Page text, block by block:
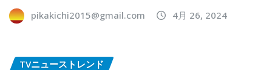
pikakichi2015@gmail.com 4月 26, 2024
TVニューストレンド